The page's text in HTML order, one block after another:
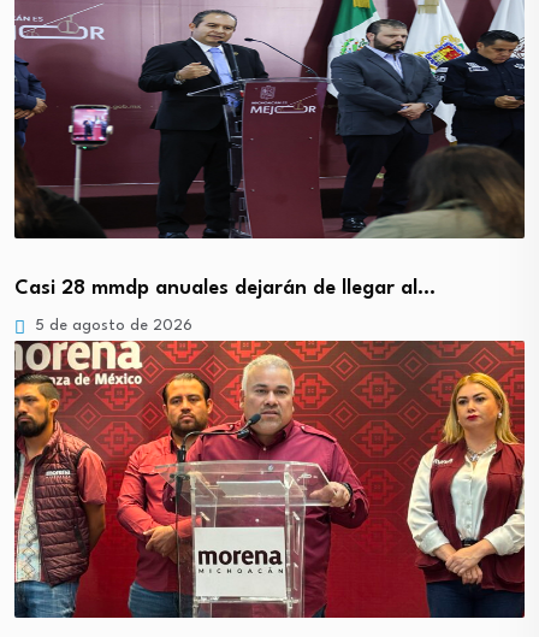
Casi 28 mmdp anuales dejarán de llegar al…
5 de agosto de 2026